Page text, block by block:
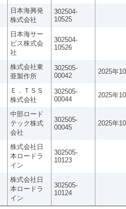
日本海興発
株式会社
302504-
10525
日本海サー
ビス株式会
社
302504-
10526
株式会社東
亜製作所
302505-
00042
2025年
Ｅ．ＴＳＳ
株式会社
302505-
00044
2025年
中部ロード
テック株式
会社
302505-
00045
2025年
株式会社日
本ロードラ
イン
302505-
10123
株式会社日
本ロードラ
イン
302505-
10124